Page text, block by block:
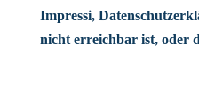
Impressi,
nicht erreichbar ist, oder